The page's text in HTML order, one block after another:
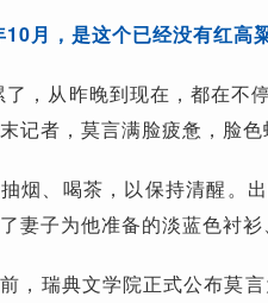
月，是这个已经没有红高
了，从昨晚到现在，都在不
记者，莫言满脸疲惫，脸色
烟、喝茶，以保持清醒。
妻子为他准备的淡蓝色衬衫
，瑞典文学院正式公布莫